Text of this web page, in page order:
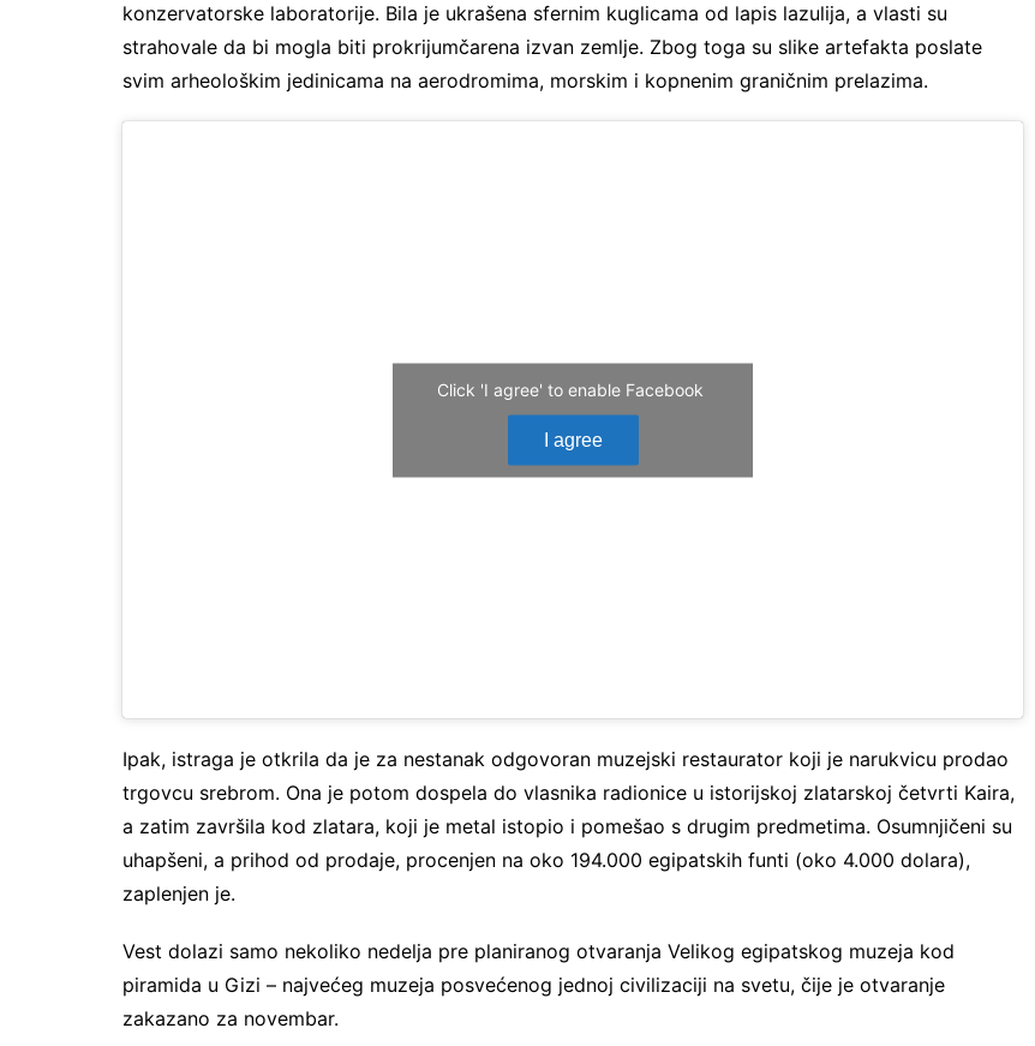
konzervatorske laboratorije. Bila je ukrašena sfernim kuglicama od lapis lazulija, a vlasti su
strahovale da bi mogla biti prokrijumčarena izvan zemlje. Zbog toga su slike artefakta poslate
svim arheološkim jedinicama na aerodromima, morskim i kopnenim graničnim prelazima.
Click 'I agree' to enable Facebook
I agree
Ipak, istraga je otkrila da je za nestanak odgovoran muzejski restaurator koji je narukvicu prodao
trgovcu srebrom. Ona je potom dospela do vlasnika radionice u istorijskoj zlatarskoj četvrti Kaira,
a zatim završila kod zlatara, koji je metal istopio i pomešao s drugim predmetima. Osumnjičeni su
uhapšeni, a prihod od prodaje, procenjen na oko 194.000 egipatskih funti (oko 4.000 dolara),
zaplenjen je.
Vest dolazi samo nekoliko nedelja pre planiranog otvaranja Velikog egipatskog muzeja kod
piramida u Gizi – najvećeg muzeja posvećenog jednoj civilizaciji na svetu, čije je otvaranje
zakazano za novembar.